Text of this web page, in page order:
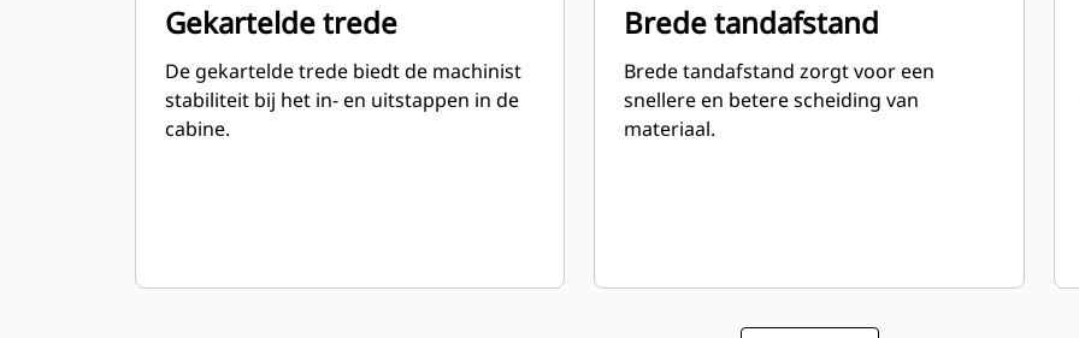
Gekartelde trede
De gekartelde trede biedt de machinist
stabiliteit bij het in- en uitstappen in de
cabine.
Brede tandafstand
Brede tandafstand zorgt voor een
snellere en betere scheiding van
materiaal.